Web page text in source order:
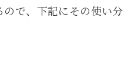
で、下記にその使い分